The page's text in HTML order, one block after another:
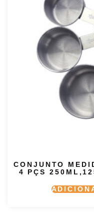
CONJUNTO
4 PÇS